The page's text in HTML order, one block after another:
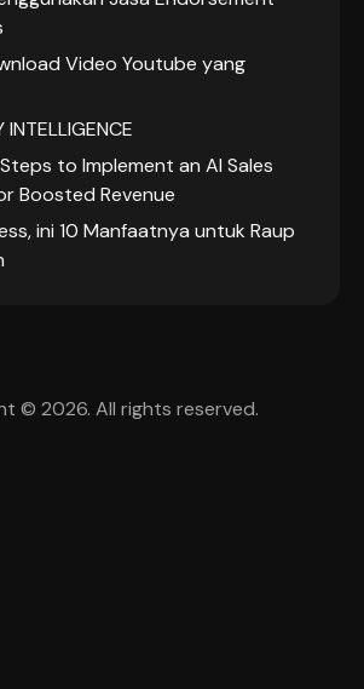
Video Youtube yang
INTELLIGENCE
to Implement an AI Sales
Boosted Revenue
ini 10 Manfaatnya untuk Raup
© 2026. All rights reserved.